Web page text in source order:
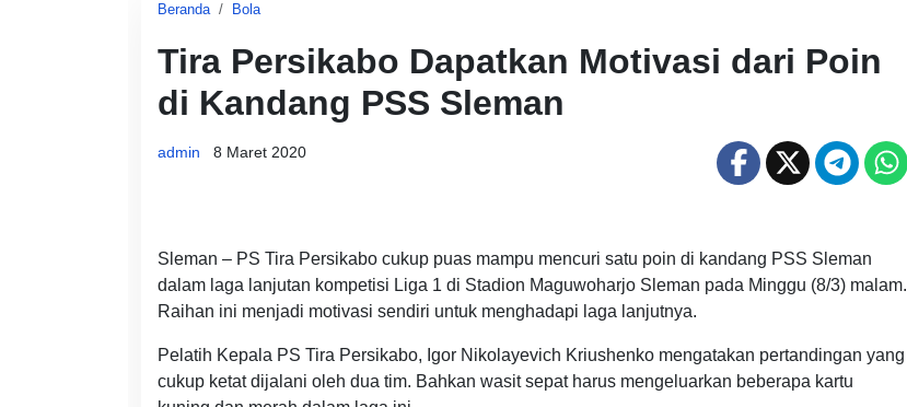
Beranda Bola
Tira Persikabo Dapatkan Motivasi dari Poin
di Kandang PSS Sleman
admin 8 Maret 2020
Sleman – PS Tira Persikabo cukup puas mampu mencuri satu poin di kandang PSS Sleman
dalam laga lanjutan kompetisi Liga 1 di Stadion Maguwoharjo Sleman pada Minggu (8/3) malam.
Raihan ini menjadi motivasi sendiri untuk menghadapi laga lanjutnya.
Pelatih Kepala PS Tira Persikabo, Igor Nikolayevich Kriushenko mengatakan pertandingan yang
cukup ketat dijalani oleh dua tim. Bahkan wasit sepat harus mengeluarkan beberapa kartu